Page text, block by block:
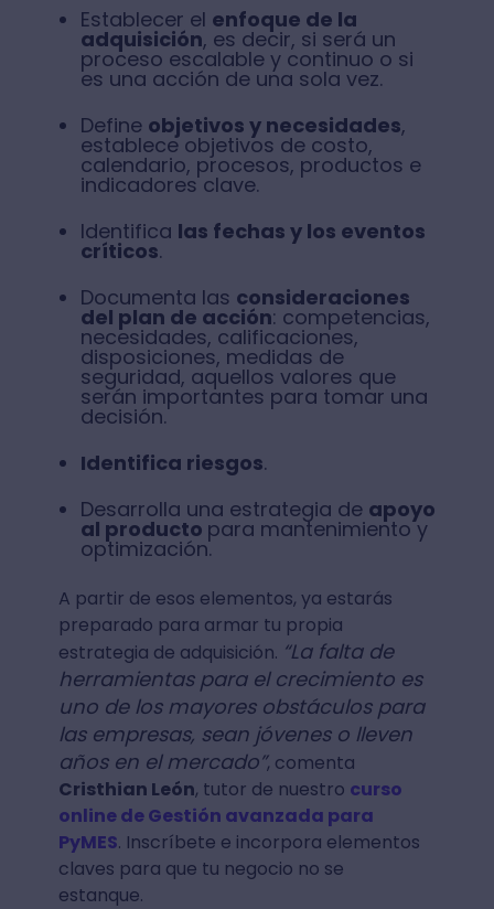
Establecer el enfoque de la
adquisición, es decir, si será un
proceso escalable y continuo o si
es una acción de una sola vez.
Define objetivos y necesidades,
establece objetivos de costo,
calendario, procesos, productos e
indicadores clave.
Identifica las fechas y los eventos
críticos.
Documenta las consideraciones
del plan de acción: competencias,
necesidades, calificaciones,
disposiciones, medidas de
seguridad, aquellos valores que
serán importantes para tomar una
decisión.
Identifica riesgos.
Desarrolla una estrategia de apoyo
al producto para mantenimiento y
optimización.
A partir de esos elementos, ya estarás
preparado para armar tu propia
estrategia de adquisición. “La falta de
herramientas para el crecimiento es
uno de los mayores obstáculos para
las empresas, sean jóvenes o lleven
años en el mercado”, comenta
Cristhian León, tutor de nuestro curso
online de Gestión avanzada para
PyMES. Inscríbete e incorpora elementos
claves para que tu negocio no se
estanque.